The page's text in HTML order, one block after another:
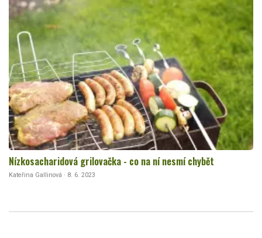
Nízkosacharidová grilovačka - co na ní nesmí chybět
Kateřina Gallinová · 8. 6. 2023